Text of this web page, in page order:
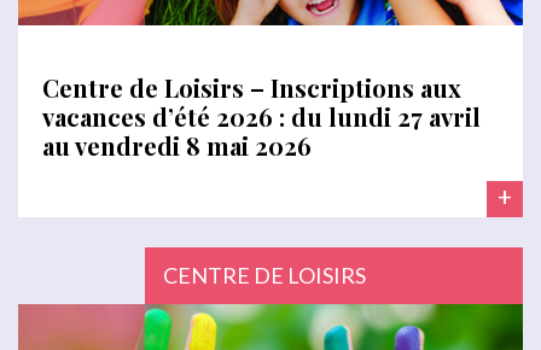
Centre de Loisirs – Inscriptions aux
vacances d’été 2026 : du lundi 27 avril
au vendredi 8 mai 2026
+
CENTRE DE LOISIRS